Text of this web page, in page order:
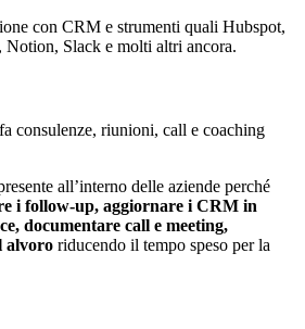
con CRM e strumenti quali Hubspot,
Notion, Slack e molti altri ancora.
consulenze, riunioni, call e coaching
all’interno delle aziende perché
i follow-up, aggiornare i CRM in
documentare call e meeting,
alvoro riducendo il tempo speso per la